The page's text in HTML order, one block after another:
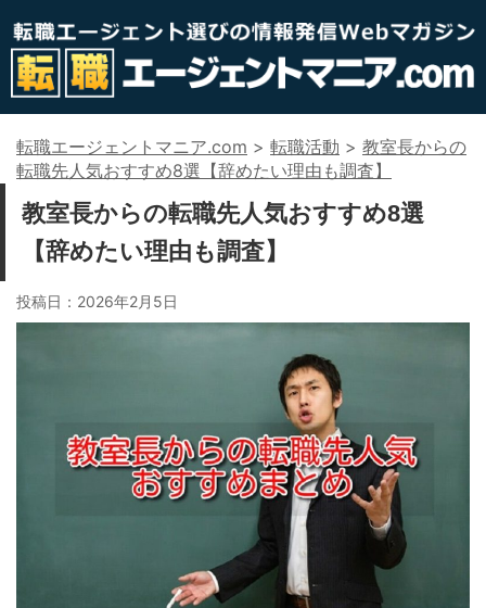
転職エージェントマニア.com > 転職活動 > 教室長からの
転職先人気おすすめ8選【辞めたい理由も調査】
教室長からの転職先人気おすすめ8選
【辞めたい理由も調査】
投稿日： 2026年2月5日